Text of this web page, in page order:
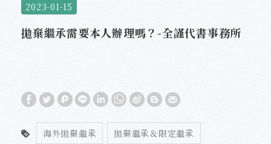
2023-01-15
拋棄繼承需要本人辦理嗎？-全謹代書事務所
海外拋棄繼承 拋棄繼承＆限定繼承